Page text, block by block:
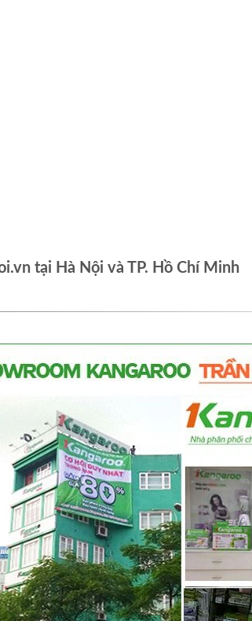
tại Hà Nội và TP. Hồ Chí Minh